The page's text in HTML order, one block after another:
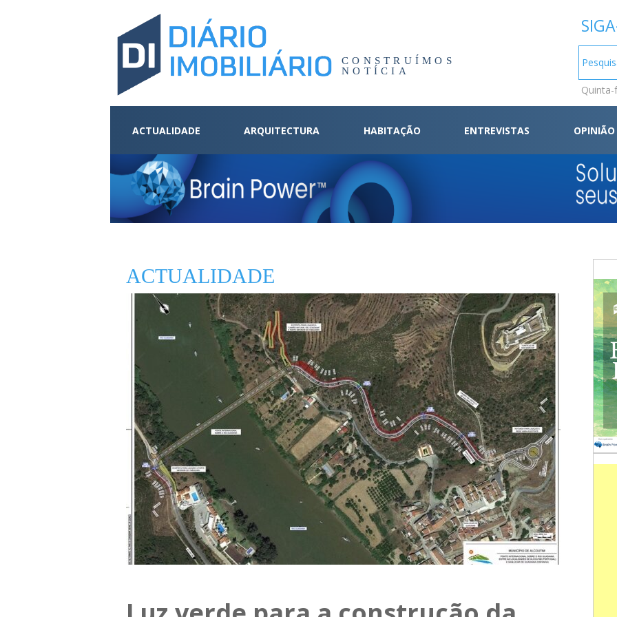
CONSTRUÍMOS
NOTÍCIA
ACTUALIDADE ARQUITECTURA HABITAÇÃO ENTREVISTAS OPINIÃO
ACTUALIDADE